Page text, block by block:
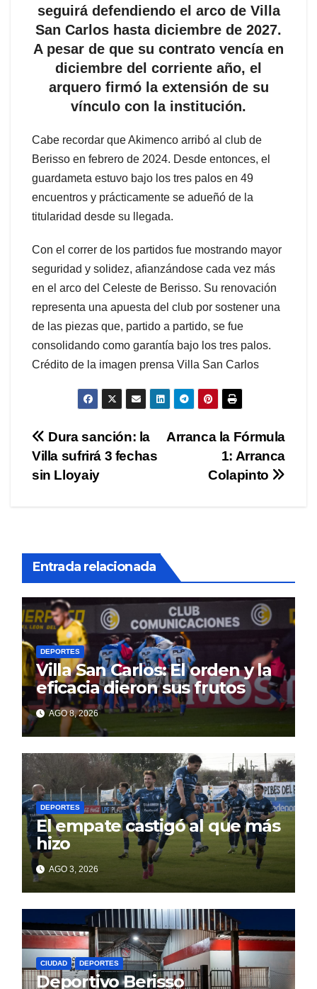
seguirá defendiendo el arco de Villa
San Carlos hasta diciembre de 2027.
A pesar de que su contrato vencía en
diciembre del corriente año, el
arquero firmó la extensión de su
vínculo con la institución.
Cabe recordar que Akimenco arribó al club de
Berisso en febrero de 2024. Desde entonces, el
guardameta estuvo bajo los tres palos en 49
encuentros y prácticamente se adueñó de la
titularidad desde su llegada.
Con el correr de los partidos fue mostrando mayor
seguridad y solidez, afianzándose cada vez más
en el arco del Celeste de Berisso. Su renovación
representa una apuesta del club por sostener una
de las piezas que, partido a partido, se fue
consolidando como garantía bajo los tres palos.
Crédito de la imagen prensa Villa San Carlos
Navegación
de
Arranca la Fórmula
1: Arranca
Colapinto
Dura sanción: la
Villa sufrirá 3 fechas
sin Lloyaiy
Entrada relacionada
DEPORTES
Villa San Carlos: El orden y la
eficacia dieron sus frutos
AGO 8, 2026
DEPORTES
El empate castigó al que más
hizo
AGO 3, 2026
CIUDAD DEPORTES
Deportivo Berisso